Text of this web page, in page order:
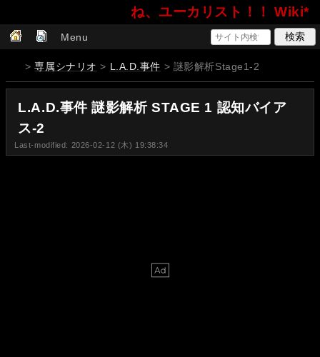
ね、ユーカリスト！！ Wiki*
Menu
>専属シナリオ > L.A.D.事件 > 謎影解析Stage1-2
L.A.D.事件 謎影解析 STAGE 1 認知バイア
ス-2
Last-modified: 2026-02-12 (木) 19:38:34